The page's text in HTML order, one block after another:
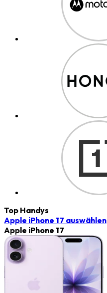
Top Handys
Apple iPhone 17 auswählen
Apple iPhone 17